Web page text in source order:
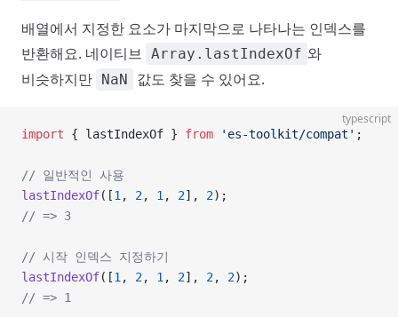
배열에서 지정한 요소가 마지막으로 나타나는 인덱스를
반환해요. 네이티브 Array.lastIndexOf 와
비슷하지만 NaN 값도 찾을 수 있어요.
typescript
import { lastIndexOf } from 'es-toolkit/compat' ;
// 일반적인 사용
lastIndexOf([1 , 2, 1 , 2], 2);
// => 3
// 시작 인덱스 지정하기
lastIndexOf([1 , 2, 1 , 2], 2, 2);
// => 1